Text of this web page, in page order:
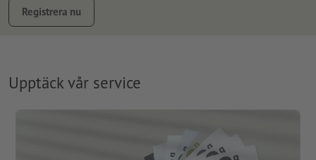
Registrera nu
Upptäck vår service